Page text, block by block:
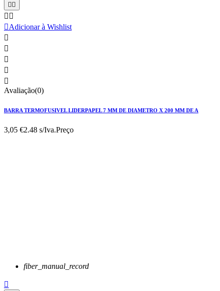
 
 
Adicionar à Wishlist





Avaliação(0)
BARRA TERMOFUSIVEL LIDERPAPEL 7 MM DE DIAMETRO X 200 MM DE A
3,05 €2.48 s/Iva.Preço
fiber_manual_record
